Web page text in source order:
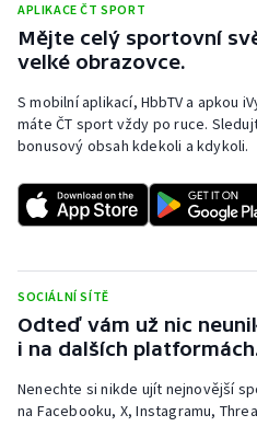
Rychlobruslení
Rychlostní kanoistika
Short track
Stolní tenis
Veslování
Vodní slalom
APLIKACE ČT SPORT
Mějte celý sportovní
velké obrazovce.
S mobilní aplikací, HbbTV a apkou
máte ČT sport vždy po ruce.
bonusový obsah kdekoli a kdykoli.
SOCIÁLNÍ SÍTĚ
Odteď vám už nic
i na dalších
Nenechte si nikde ujít nejnovější
na Facebooku, X, Instagramu,